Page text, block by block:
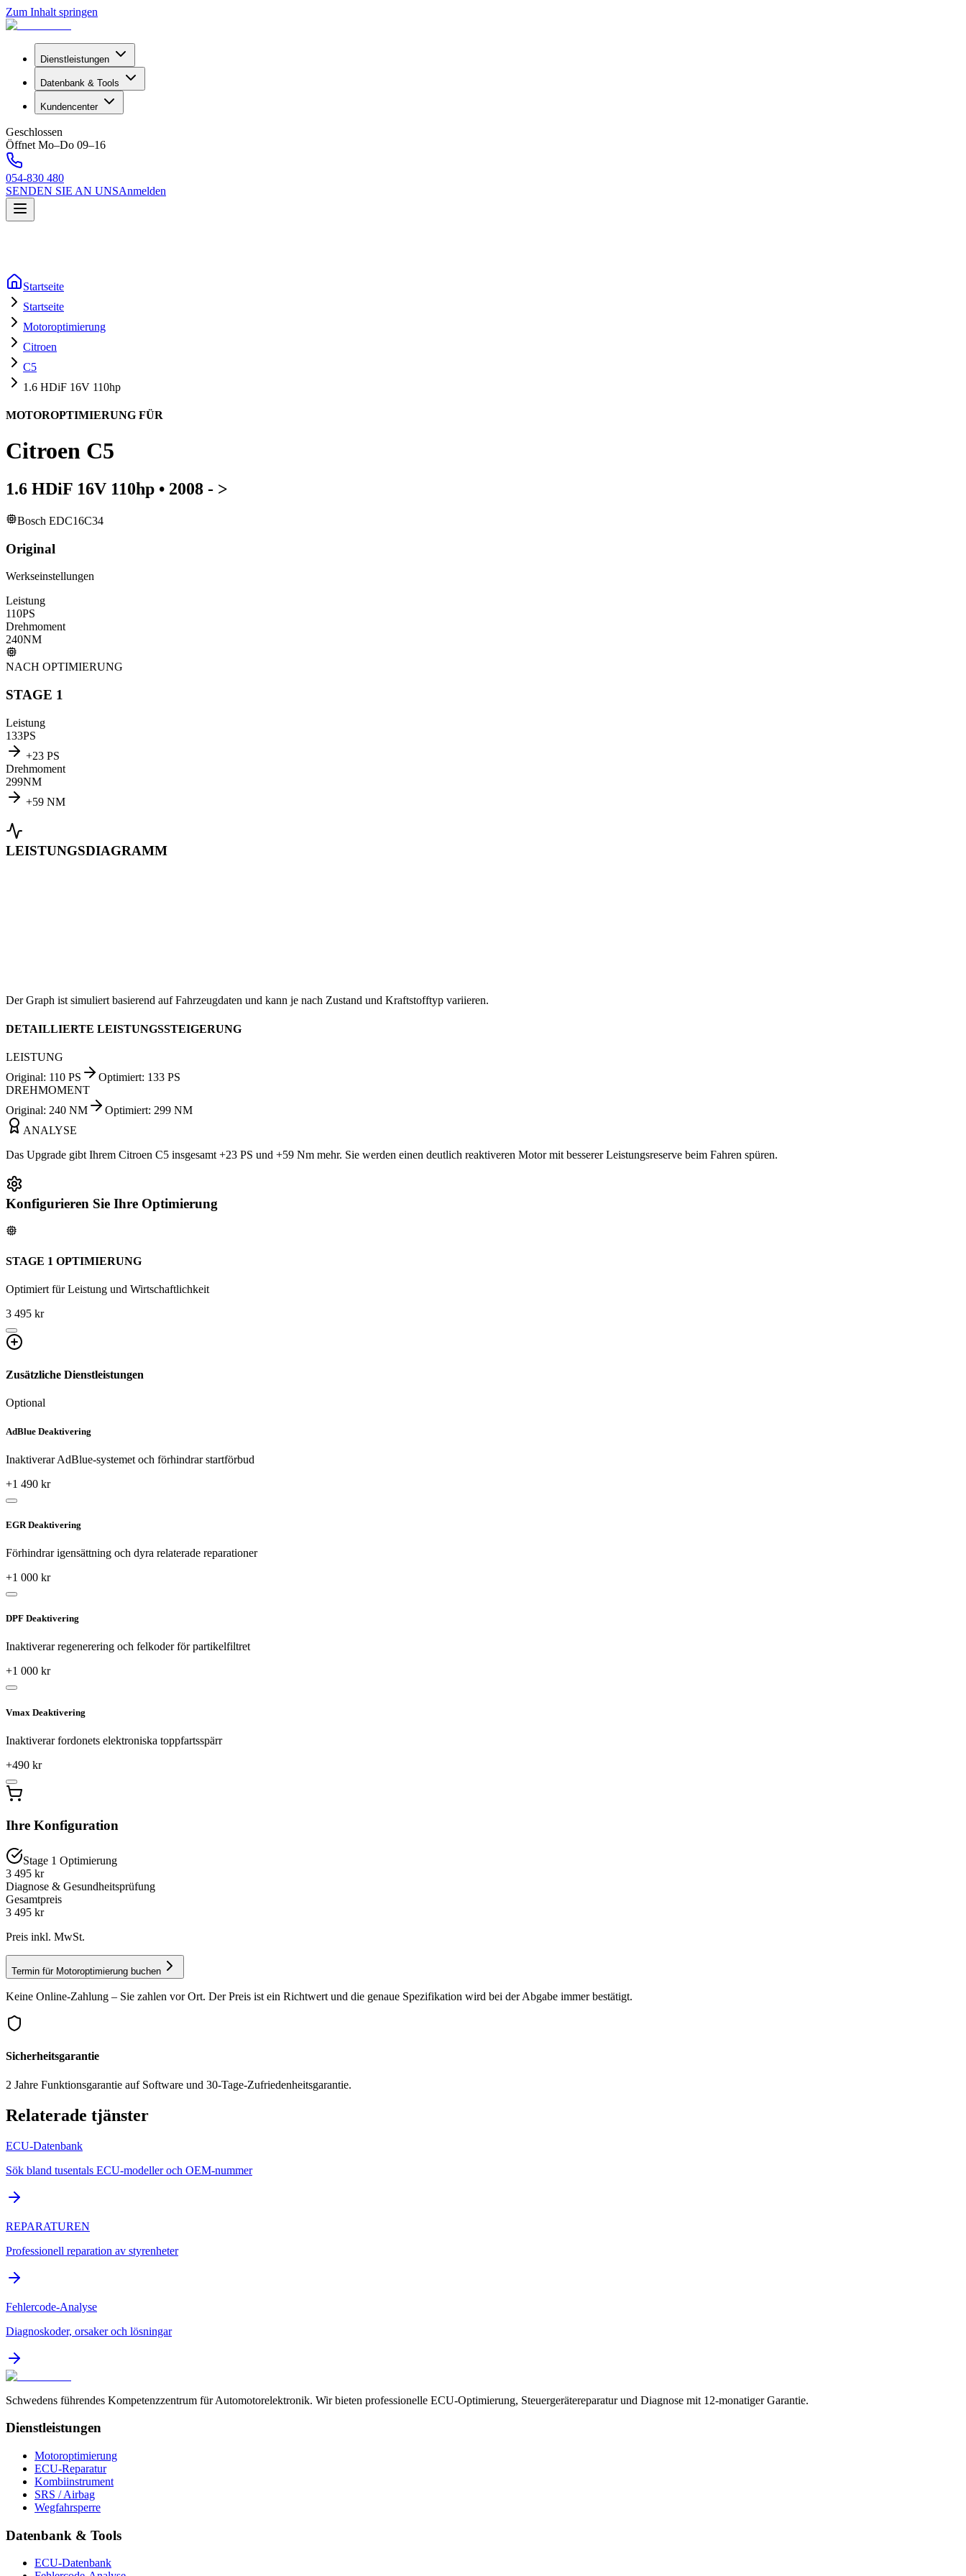
Zum Inhalt springen
Dienstleistungen
Datenbank & Tools
Kundencenter
Geschlossen
Öffnet Mo–Do 09–16
054-830 480
SENDEN SIE AN UNSAnmelden
Startseite
Startseite
Motoroptimierung
Citroen
C5
1.6 HDiF 16V 110hp
MOTOROPTIMIERUNG FÜR
Citroen C5
1.6 HDiF 16V 110hp • 2008 - >
Bosch EDC16C34
Original
Werkseinstellungen
Leistung
110PS
Drehmoment
240NM
NACH OPTIMIERUNG
STAGE 1
Leistung
133PS
+23 PS
Drehmoment
299NM
+59 NM
LEISTUNGSDIAGRAMM
Der Graph ist simuliert basierend auf Fahrzeugdaten und kann je nach Zustand und Kraftstofftyp variieren.
DETAILLIERTE LEISTUNGSSTEIGERUNG
LEISTUNG
Original: 110 PS Optimiert: 133 PS
DREHMOMENT
Original: 240 NM Optimiert: 299 NM
ANALYSE
Das Upgrade gibt Ihrem Citroen C5 insgesamt +23 PS und +59 Nm mehr. Sie werden einen deutlich reaktiveren Motor mit besserer Leistungsreserve beim Fahren spüren.
Konfigurieren Sie Ihre Optimierung
STAGE 1 OPTIMIERUNG
Optimiert für Leistung und Wirtschaftlichkeit
3 495 kr
Zusätzliche Dienstleistungen
Optional
AdBlue Deaktivering
Inaktiverar AdBlue-systemet och förhindrar startförbud
+1 490 kr
EGR Deaktivering
Förhindrar igensättning och dyra relaterade reparationer
+1 000 kr
DPF Deaktivering
Inaktiverar regenerering och felkoder för partikelfiltret
+1 000 kr
Vmax Deaktivering
Inaktiverar fordonets elektroniska toppfartsspärr
+490 kr
Ihre Konfiguration
Stage 1 Optimierung
3 495 kr
Diagnose & Gesundheitsprüfung
Gesamtpreis
3 495 kr
Preis inkl. MwSt.
Termin für Motoroptimierung buchen
Keine Online-Zahlung – Sie zahlen vor Ort. Der Preis ist ein Richtwert und die genaue Spezifikation wird bei der Abgabe immer bestätigt.
Sicherheitsgarantie
2 Jahre Funktionsgarantie auf Software und 30-Tage-Zufriedenheitsgarantie.
Relaterade tjänster
ECU-Datenbank
Sök bland tusentals ECU-modeller och OEM-nummer
REPARATUREN
Professionell reparation av styrenheter
Fehlercode-Analyse
Diagnoskoder, orsaker och lösningar
Schwedens führendes Kompetenzzentrum für Automotorelektronik. Wir bieten professionelle ECU-Optimierung, Steuergerätereparatur und Diagnose mit 12-monatiger Garantie.
Dienstleistungen
Motoroptimierung
ECU-Reparatur
Kombiinstrument
SRS / Airbag
Wegfahrsperre
Datenbank & Tools
ECU-Datenbank